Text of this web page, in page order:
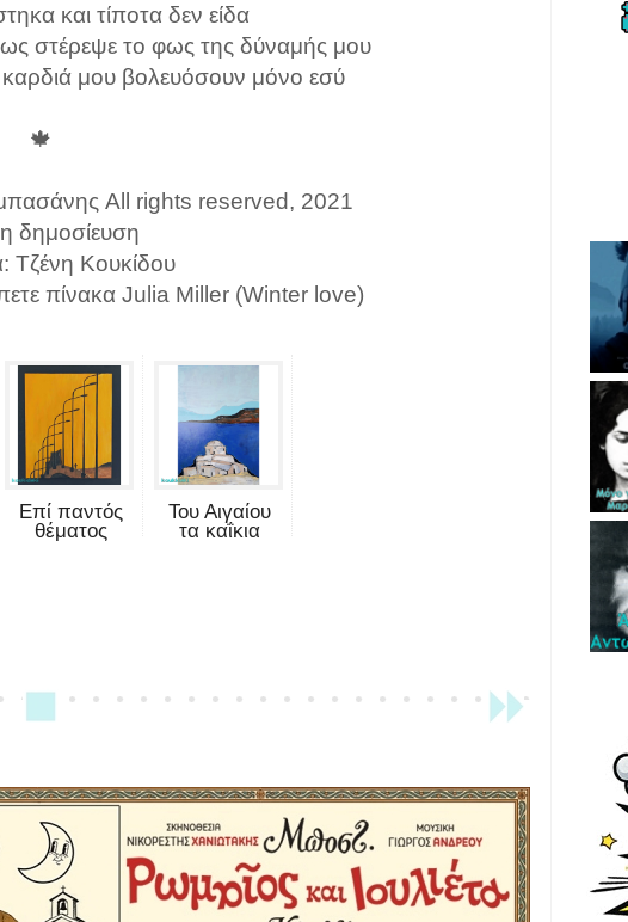
και τίποτα δεν είδα
στέρεψε το φως της δύναμής μου
μου βολευόσουν μόνο εσύ
🍁
All rights reserved, 2021
δημοσίευση
Τζένη Κουκίδου
πίνακα Julia Miller (Winter love)
Επί παντός
θέματος
Του Αιγαίου
τα καΐκια